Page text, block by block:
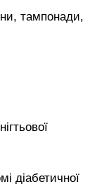
тампонади,
діабетичної